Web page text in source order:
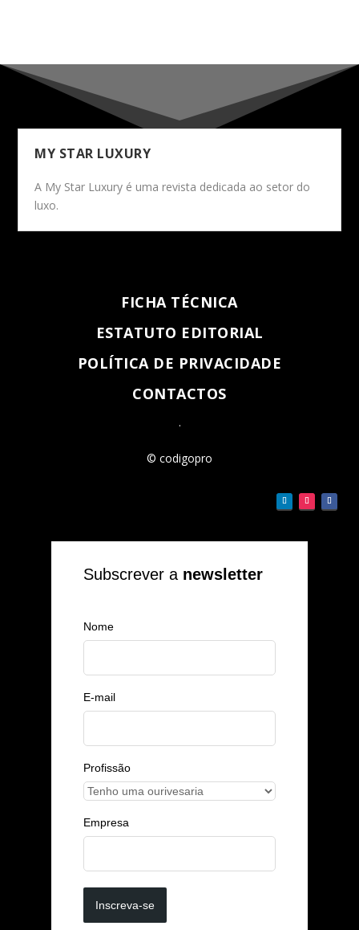
MY STAR LUXURY
A My Star Luxury é uma revista dedicada ao setor do
luxo.
FICHA TÉCNICA
ESTATUTO EDITORIAL
POLÍTICA DE PRIVACIDADE
CONTACTOS
.
© codigopro
Subscrever a newsletter
Nome
E-mail
Profissão
Empresa
Inscreva-se